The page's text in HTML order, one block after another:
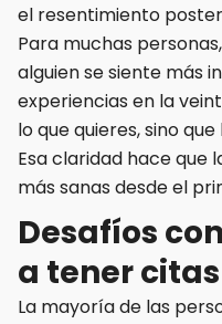
el resentimiento
Para muchas
alguien se siente más
experiencias en la
lo que quieres, sino
Esa claridad hace que
más sanas desde el
Desafíos
a tener citas
La mayoría de las